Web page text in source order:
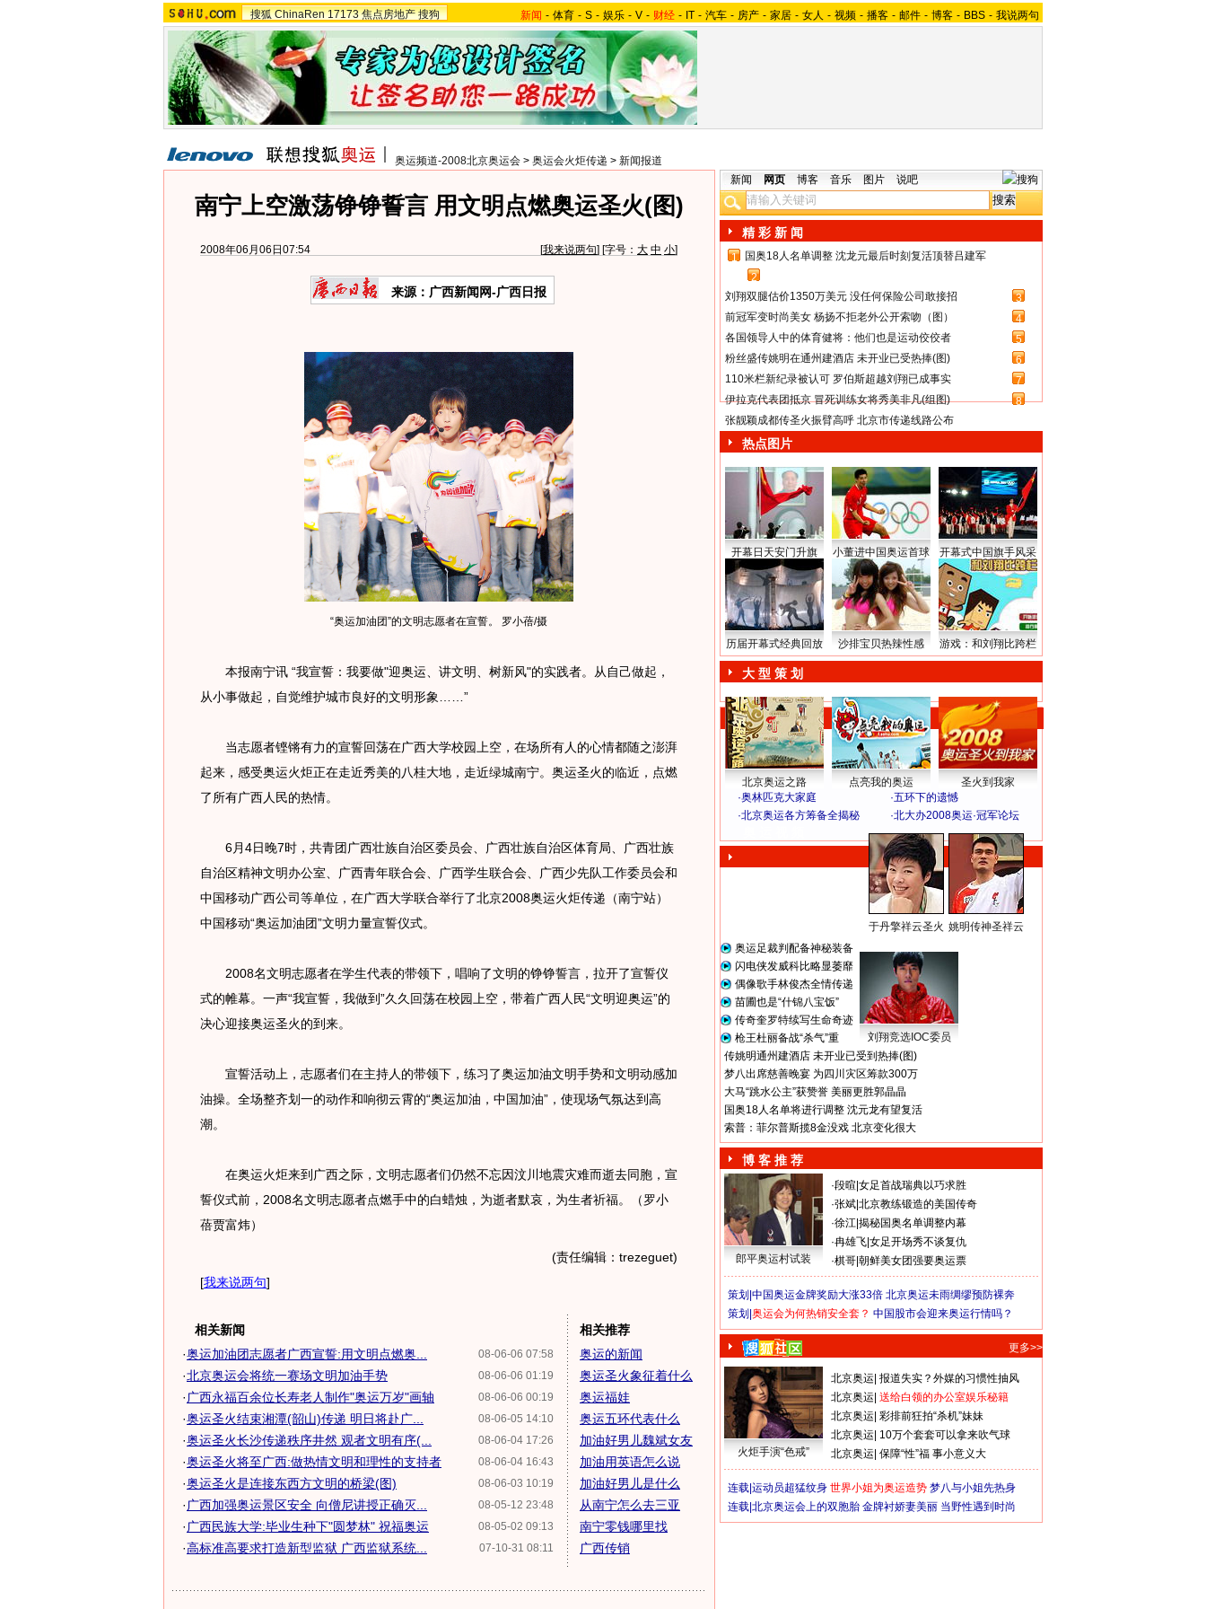
搜狐 ChinaRen 17173 焦点房地产 搜狗 新闻 - 体育 - S - 娱乐 - V - 财经 - IT - 汽车 - 房产 - 家居 - 女人 - 视频 - 播客 - 邮件 - 博客 - BBS - 我说两句
奥运频道-2008北京奥运会 > 奥运会火炬传递 > 新闻报道
南宁上空激荡铮铮誓言 用文明点燃奥运圣火(图)
2008年06月06日07:54 [我来说两句] [字号： 大 中 小]
来源：广西新闻网-广西日报
“奥运加油团”的文明志愿者在宣誓。 罗小蓓/摄
本报南宁讯 “我宣誓：我要做"迎奥运、讲文明、树新风"的实践者。从自己做起，
从小事做起，自觉维护城市良好的文明形象……”
当志愿者铿锵有力的宣誓回荡在广西大学校园上空，在场所有人的心情都随之澎湃
起来，感受奥运火炬正在走近秀美的八桂大地，走近绿城南宁。奥运圣火的临近，点燃
了所有广西人民的热情。
6月4日晚7时，共青团广西壮族自治区委员会、广西壮族自治区体育局、广西壮族
自治区精神文明办公室、广西青年联合会、广西学生联合会、广西少先队工作委员会和
中国移动广西公司等单位，在广西大学联合举行了北京2008奥运火炬传递（南宁站）
中国移动“奥运加油团”文明力量宣誓仪式。
2008名文明志愿者在学生代表的带领下，唱响了文明的铮铮誓言，拉开了宣誓仪
式的帷幕。一声“我宣誓，我做到”久久回荡在校园上空，带着广西人民“文明迎奥运”的
决心迎接奥运圣火的到来。
宣誓活动上，志愿者们在主持人的带领下，练习了奥运加油文明手势和文明动感加
油操。全场整齐划一的动作和响彻云霄的“奥运加油，中国加油”，使现场气氛达到高
潮。
在奥运火炬来到广西之际，文明志愿者们仍然不忘因汶川地震灾难而逝去同胞，宣
誓仪式前，2008名文明志愿者点燃手中的白蜡烛，为逝者默哀，为生者祈福。（罗小
蓓贾富炜）
(责任编辑：trezeguet)
[我来说两句]
相关新闻
08-06-06 07:58
·奥运加油团志愿者广西宣誓:用文明点燃奥...
08-06-06 01:19
·北京奥运会将统一赛场文明加油手势
08-06-06 00:19
· 广西永福百余位长寿老人制作"奥运万岁"画轴
08-06-05 14:10
·奥运圣火结束湘潭(韶山)传递 明日将赴广...
08-06-04 17:26
·奥运圣火长沙传递秩序井然 观者文明有序(...
08-06-04 16:43
·奥运圣火将至广西:做热情文明和理性的支持者
08-06-03 10:19
·奥运圣火是连接东西方文明的桥梁(图)
08-05-12 23:48
· 广西加强奥运景区安全 向僧尼讲授正确灭...
08-05-02 09:13
· 广西民族大学:毕业生种下"圆梦林" 祝福奥运
07-10-31 08:11
·高标准高要求打造新型监狱 广西监狱系统...
相关推荐
奥运的新闻
奥运圣火象征着什么
奥运福娃
奥运五环代表什么
加油好男儿魏斌女友
加油用英语怎么说
加油好男儿是什么
从南宁怎么去三亚
南宁零钱哪里找
广西传销
新闻 网页 博客 音乐 图片 说吧
精 彩 新 闻
1
国奥18人名单调整 沈龙元最后时刻复活顶替吕建军
2
刘翔双腿估价1350万美元 没任何保险公司敢接招
3
前冠军变时尚美女 杨扬不拒老外公开索吻（图）
4
各国领导人中的体育健将：他们也是运动佼佼者
5
粉丝盛传姚明在通州建酒店 未开业已受热捧(图)
6
110米栏新纪录被认可 罗伯斯超越刘翔已成事实
7
伊拉克代表团抵京 冒死训练女将秀美非凡(组图)
8
张靓颖成都传圣火振臂高呼 北京市传递线路公布
热点图片
开幕日天安门升旗 小董进中国奥运首球 开幕式中国旗手风采
历届开幕式经典回放 沙排宝贝热辣性感 游戏：和刘翔比跨栏
大 型 策 划
北京奥运之路 点亮我的奥运
圣火到我家
·奥林匹克大家庭 ·五环下的遗憾
·北京奥运各方筹备全揭秘 ·北大办2008奥运·冠军论坛
于丹擎祥云圣火 姚明传神圣祥云
奥运足裁判配备神秘装备
闪电侠发威科比略显萎靡
偶像歌手林俊杰全情传递
苗圃也是“什锦八宝饭”
传奇奎罗特续写生命奇迹
枪王杜丽备战“杀气”重
刘翔竞选IOC委员
传姚明通州建酒店 未开业已受到热捧(图)
梦八出席慈善晚宴 为四川灾区筹款300万
大马“跳水公主”获赞誉 美丽更胜郭晶晶
国奥18人名单将进行调整 沈元龙有望复活
索普：菲尔普斯揽8金没戏 北京变化很大
博 客 推 荐
郎平奥运村试装
·段暄 女足首战瑞典以巧求胜
·张斌 北京教练锻造的美国传奇
·徐江 揭秘国奥名单调整内幕
·冉雄飞 女足开场秀不谈复仇
·棋哥 朝鲜美女团强要奥运票
策划| 中国奥运金牌奖励大涨33倍 北京奥运未雨绸缪预防裸奔
策划| 奥运会为何热销安全套？ 中国股市会迎来奥运行情吗？
更多>>
火炬手演“色戒”
北京奥运 报道失实？外媒的习惯性抽风
北京奥运 送给白领的办公室娱乐秘籍
北京奥运 彩排前狂拍“杀机”妹妹
北京奥运 10万个套套可以拿来吹气球
北京奥运 保障“性”福 事小意义大
连载| 运动员超猛纹身 世界小姐为奥运造势 梦八与小姐先热身
连载| 北京奥运会上的双胞胎 金牌衬娇妻美丽 当野性遇到时尚